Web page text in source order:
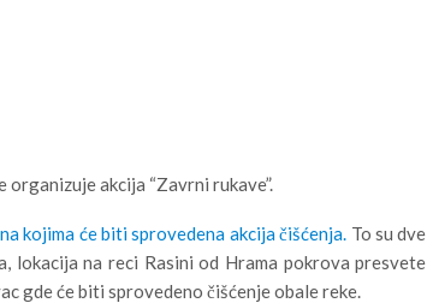
organizuje akcija “Zavrni rukave”.
kojima će biti sprovedena akcija čišćenja. To su dve
lokacija na reci Rasini od Hrama pokrova presvete
gde će biti sprovedeno čišćenje obale reke.